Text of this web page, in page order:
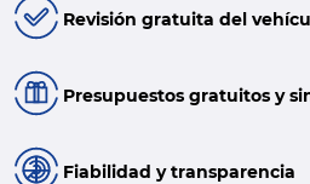
Revisión gratuita del
Presupuestos gratuitos y
Fiabilidad y transparencia